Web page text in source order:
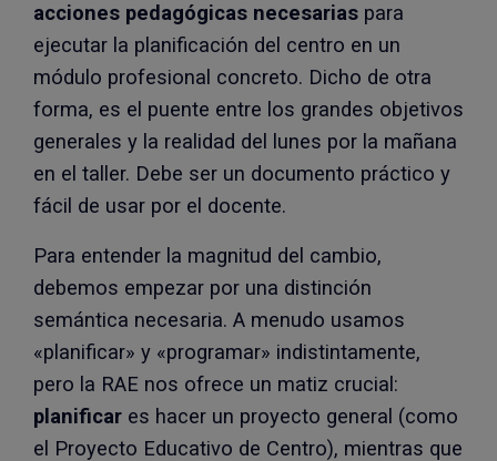
acciones pedagógicas necesarias para
ejecutar la planificación del centro en un
módulo profesional concreto. Dicho de otra
forma, es el puente entre los grandes objetivos
generales y la realidad del lunes por la mañana
en el taller. Debe ser un documento práctico y
fácil de usar por el docente.
Para entender la magnitud del cambio,
debemos empezar por una distinción
semántica necesaria. A menudo usamos
«planificar» y «programar» indistintamente,
pero la RAE nos ofrece un matiz crucial:
planificar es hacer un proyecto general (como
el Proyecto Educativo de Centro), mientras que